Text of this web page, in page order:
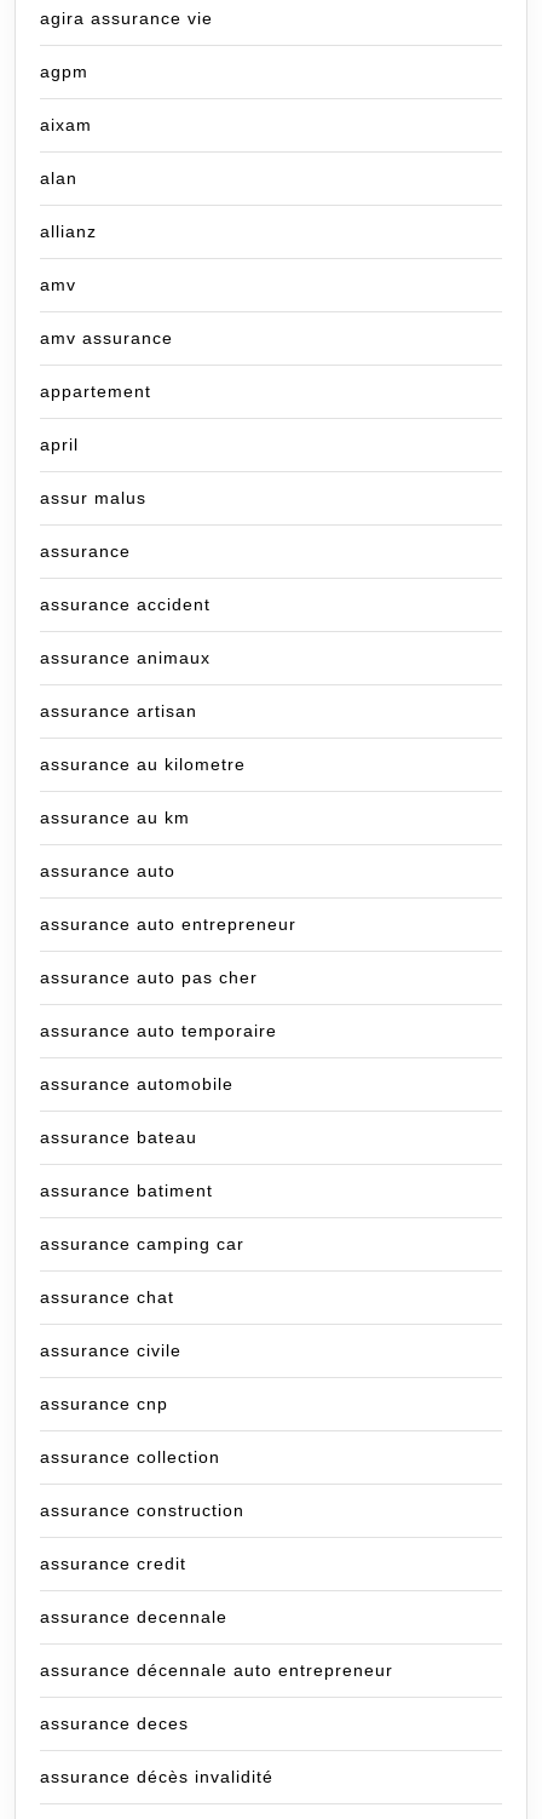
agira assurance vie
agpm
aixam
alan
allianz
amv
amv assurance
appartement
april
assur malus
assurance
assurance accident
assurance animaux
assurance artisan
assurance au kilometre
assurance au km
assurance auto
assurance auto entrepreneur
assurance auto pas cher
assurance auto temporaire
assurance automobile
assurance bateau
assurance batiment
assurance camping car
assurance chat
assurance civile
assurance cnp
assurance collection
assurance construction
assurance credit
assurance decennale
assurance décennale auto entrepreneur
assurance deces
assurance décès invalidité